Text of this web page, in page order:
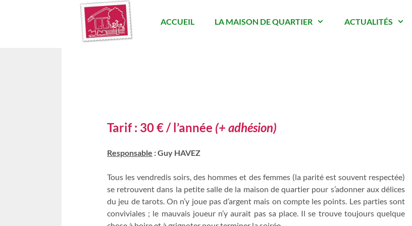
ACCUEIL LA MAISON DE QUARTIER ACTUALITÉS
Tarif : 30 € / l’année (+ adhésion)
Responsable : Guy HAVEZ
Tous les vendredis soirs, des hommes et des femmes (la parité est souvent respectée)
se retrouvent dans la petite salle de la maison de quartier pour s’adonner aux délices
du jeu de tarots. On n’y joue pas d’argent mais on compte les points. Les parties sont
conviviales ; le mauvais joueur n’y aurait pas sa place. Il se trouve toujours quelque